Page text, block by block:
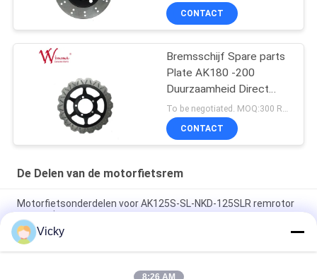
CONTACT
Bremsschijf Spare parts
Plate AK180 -200
Duurzaamheid Direct
geïnstalleerd
CONTACT
De Delen van de motorfietsrem
Motorfietsonderdelen voor AK125S-SL-NKD-125SLR remrotor
vervanging
Motorfiets remplaat Pulsar FZ16 Carbon Ceramic High
Performance
Vicky
8:26 AM